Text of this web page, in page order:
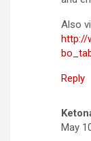
Also
http://
Reply
May